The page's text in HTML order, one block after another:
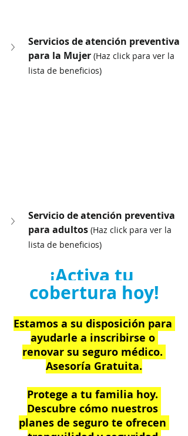
Servicios de atención preventiva
para la Mujer (Haz click para ver la
lista de beneficios)
Servicio de atención preventiva
para adultos (Haz click para ver la
lista de beneficios)
¡Activa tu
cobertura hoy!
Estamos a su disposición para
ayudarle a inscribirse o
renovar su seguro médico.
Asesoría Gratuita.
Protege a tu familia hoy.
Descubre cómo nuestros
planes de seguro te ofrecen